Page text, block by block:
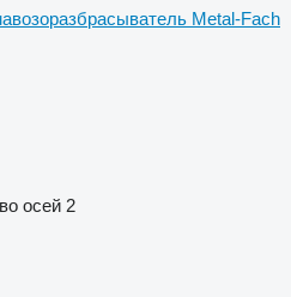
Metal-Fach
осей 2